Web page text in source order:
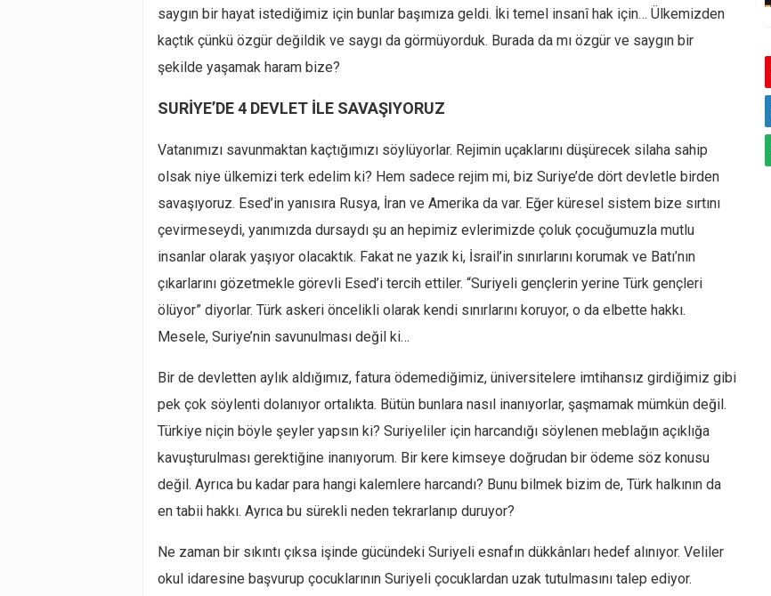
saygın bir hayat istediğimiz için bunlar başımıza geldi. İki temel insanî hak için… Ülkemizden
kaçtık çünkü özgür değildik ve saygı da görmüyorduk. Burada da mı özgür ve saygın bir
şekilde yaşamak haram bize?
SURİYE’DE 4 DEVLET İLE SAVAŞIYORUZ
Vatanımızı savunmaktan kaçtığımızı söylüyorlar. Rejimin uçaklarını düşürecek silaha sahip
olsak niye ülkemizi terk edelim ki? Hem sadece rejim mi, biz Suriye’de dört devletle birden
savaşıyoruz. Esed’in yanısıra Rusya, İran ve Amerika da var. Eğer küresel sistem bize sırtını
çevirmeseydi, yanımızda dursaydı şu an hepimiz evlerimizde çoluk çocuğumuzla mutlu
insanlar olarak yaşıyor olacaktık. Fakat ne yazık ki, İsrail’in sınırlarını korumak ve Batı’nın
çıkarlarını gözetmekle görevli Esed’i tercih ettiler. “Suriyeli gençlerin yerine Türk gençleri
ölüyor” diyorlar. Türk askeri öncelikli olarak kendi sınırlarını koruyor, o da elbette hakkı.
Mesele, Suriye’nin savunulması değil ki…
Bir de devletten aylık aldığımız, fatura ödemediğimiz, üniversitelere imtihansız girdiğimiz gibi
pek çok söylenti dolanıyor ortalıkta. Bütün bunlara nasıl inanıyorlar, şaşmamak mümkün değil.
Türkiye niçin böyle şeyler yapsın ki? Suriyeliler için harcandığı söylenen meblağın açıklığa
kavuşturulması gerektiğine inanıyorum. Bir kere kimseye doğrudan bir ödeme söz konusu
değil. Ayrıca bu kadar para hangi kalemlere harcandı? Bunu bilmek bizim de, Türk halkının da
en tabii hakkı. Ayrıca bu sürekli neden tekrarlanıp duruyor?
Ne zaman bir sıkıntı çıksa işinde gücündeki Suriyeli esnafın dükkânları hedef alınıyor. Veliler
okul idaresine başvurup çocuklarının Suriyeli çocuklardan uzak tutulmasını talep ediyor.